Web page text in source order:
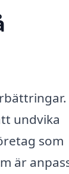
undvika
som
är